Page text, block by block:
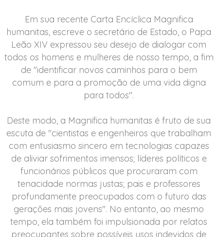
Em sua recente Carta Encíclica Magnifica
humanitas, escreve o secretário de Estado, o Papa
Leão XIV expressou seu desejo de dialogar com
todos os homens e mulheres de nosso tempo, a fim
de "identificar novos caminhos para o bem
comum e para a promoção de uma vida digna
para todos".
Deste modo, a Magnifica humanitas é fruto de sua
escuta de "cientistas e engenheiros que trabalham
com entusiasmo sincero em tecnologias capazes
de aliviar sofrimentos imensos; líderes políticos e
funcionários públicos que procuraram com
tenacidade normas justas; pais e professores
profundamente preocupados com o futuro das
gerações mais jovens". No entanto, ao mesmo
tempo, ela também foi impulsionada por relatos
preocupantes sobre possíveis usos indevidos de